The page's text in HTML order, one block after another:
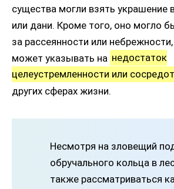
существа могли взять украшение
или дани. Кроме того, оно могло
за рассеянности или
может указывать на недостаток
целеустремленности или
других сферах жизни.
Несмотря на зловещий
обручального кольца в
также рассматриваться